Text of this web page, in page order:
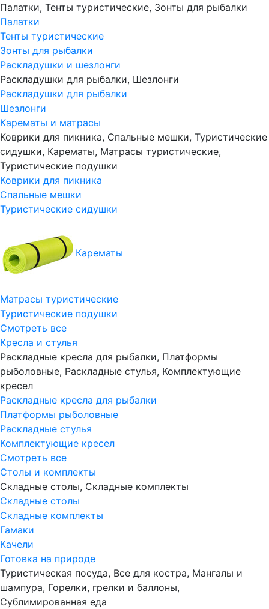
Палатки, Тенты туристические, Зонты для рыбалки
Палатки
Тенты туристические
Зонты для рыбалки
Раскладушки и шезлонги
Раскладушки для рыбалки, Шезлонги
Раскладушки для рыбалки
Шезлонги
Карематы и матрасы
Коврики для пикника, Спальные мешки, Туристические
сидушки, Карематы, Матрасы туристические,
Туристические подушки
Коврики для пикника
Спальные мешки
Туристические сидушки
Карематы
Матрасы туристические
Туристические подушки
Смотреть все
Кресла и стулья
Раскладные кресла для рыбалки, Платформы
рыболовные, Раскладные стулья, Комплектующие
кресел
Раскладные кресла для рыбалки
Платформы рыболовные
Раскладные стулья
Комплектующие кресел
Смотреть все
Столы и комплекты
Складные столы, Складные комплекты
Складные столы
Складные комплекты
Гамаки
Качели
Готовка на природе
Туристическая посуда, Все для костра, Мангалы и
шампура, Горелки, грелки и баллоны,
Сублимированная еда